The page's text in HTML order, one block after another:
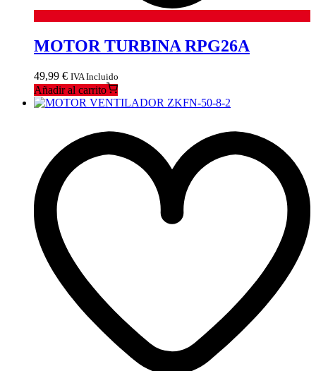
MOTOR TURBINA RPG26A
49,99 € IVA Incluido
Añadir al carrito